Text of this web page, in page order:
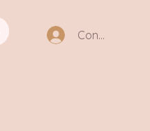
Connexion